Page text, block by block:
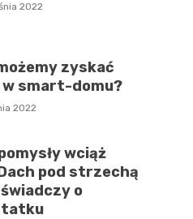
2022
zyskać
smart-domu?
2022
wciąż
pod strzechą
o